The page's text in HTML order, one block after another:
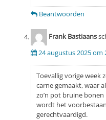
Beantwoorden
Frank Bastiaans
24 augustus 2025 om
Toevallig vorige week
carne gemaakt, waar
zo’n pot bruine
wordt het
gerechtvaardigd.